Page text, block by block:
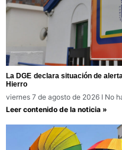
La DGE declara situación de
Hierro
viernes 7 de agosto de 2026
No
Leer contenido de la noticia »